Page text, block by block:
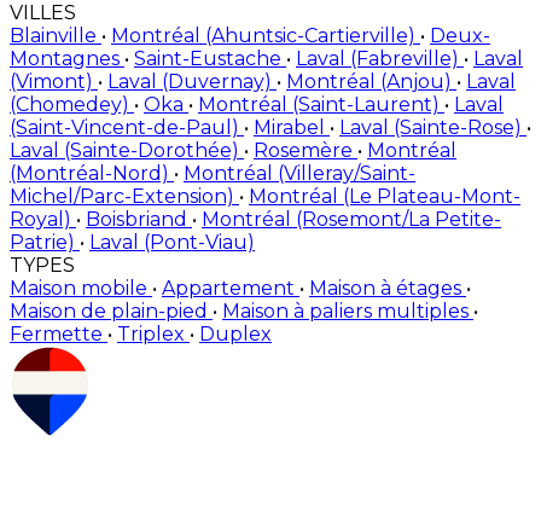
VILLES
Blainville • Montréal (Ahuntsic-Cartierville) • Deux-
Montagnes • Saint-Eustache • Laval (Fabreville) • Laval
(Vimont) • Laval (Duvernay) • Montréal (Anjou) • Laval
(Chomedey) • Oka • Montréal (Saint-Laurent) • Laval
(Saint-Vincent-de-Paul) • Mirabel • Laval (Sainte-Rose) •
Laval (Sainte-Dorothée) • Rosemère • Montréal
(Montréal-Nord) • Montréal (Villeray/Saint-
Michel/Parc-Extension) • Montréal (Le Plateau-Mont-
Royal) • Boisbriand • Montréal (Rosemont/La Petite-
Patrie) • Laval (Pont-Viau)
TYPES
Maison mobile • Appartement • Maison à étages •
Maison de plain-pied • Maison à paliers multiples •
Fermette • Triplex • Duplex